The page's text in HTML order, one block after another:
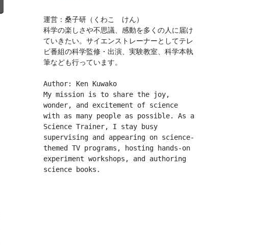
運営：桑子研（くわこ　けん）
科学の楽しさや不思議、感動を多くの人に届け
ていきたい。サイエンストレーナーとしてテレ
ビ番組の科学監修・出演、実験教室、科学本執
筆なども行っています。
Author: Ken Kuwako
My mission is to share the joy,
wonder, and excitement of science
with as many people as possible. As a
Science Trainer, I stay busy
supervising and appearing on science-
themed TV programs, hosting hands-on
experiment workshops, and authoring
science books.